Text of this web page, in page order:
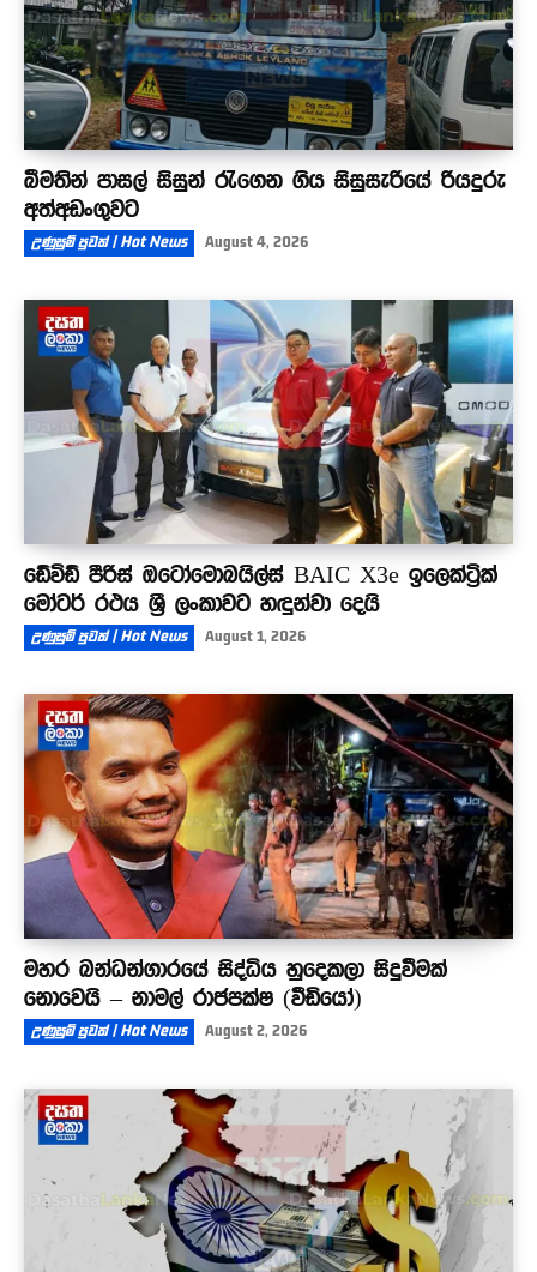
බීමතින් පාසල් සිසුන් රැගෙන ගිය සිසුසැරියේ රියදුරු
අත්අඩංගුවට
උණුසුම් පුවත් | Hot News August 4, 2026
ඩේවිඩ් පීරිස් ඔටෝමොබයිල්ස් BAIC X3e ඉලෙක්ට්‍රික්
මෝටර් රථය ශ්‍රී ලංකාවට හඳුන්වා දෙයි
උණුසුම් පුවත් | Hot News August 1, 2026
මහර බන්ධන්ගාරයේ සිද්ධිය හුදෙකලා සිදුවීමක්
නොවෙයි – නාමල් රාජපක්ෂ (වීඩියෝ)
උණුසුම් පුවත් | Hot News August 2, 2026